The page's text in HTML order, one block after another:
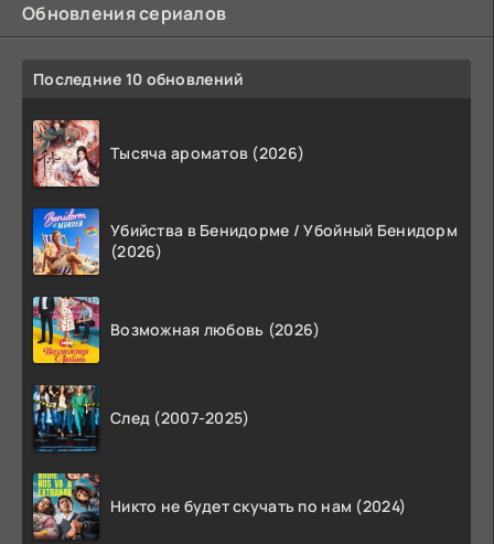
Обновления сериалов
Последние 10 обновлений
Тысяча ароматов (2026)
Убийства в Бенидорме / Убойный Бенидорм
(2026)
Возможная любовь (2026)
След (2007-2025)
Никто не будет скучать по нам (2024)